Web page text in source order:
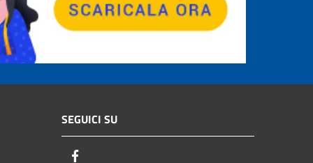
SEGUICI SU